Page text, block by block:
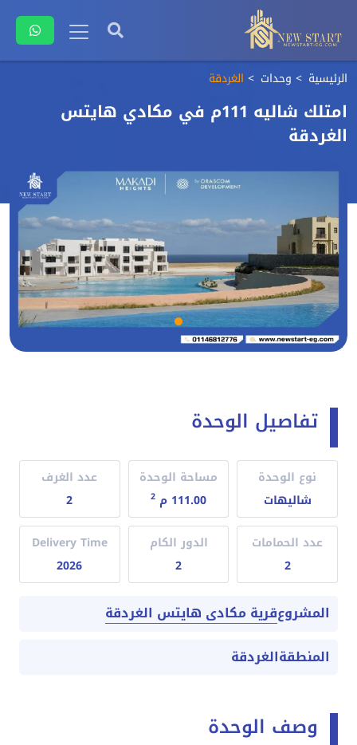
الرئيسية وحدات الغردقة
امتلك شاليه 111م في مكادي هايتس
الغردقة
تفاصيل الوحدة
نوع الوحدة
شاليهات
مساحة الوحدة
111.00 م
2
عدد الغرف
2
عدد الحمامات
2
الدور الكام
2
Delivery Time
2026
المشروعقرية مكادى هايتس الغردقة
المنطقةالغردقة
وصف الوحدة